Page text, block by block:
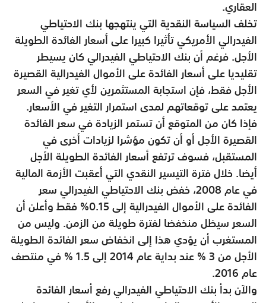
العقاري.
تخلف السياسة النقدية التي ينتهجها بنك الاحتياطي
الفيدرالي الأمريكي تأثيرا كبيرا على أسعار الفائدة الطويلة
الأجل. فرغم أن بنك الاحتياطي الفيدرالي كان يسيطر
تقليديا على أسعار الفائدة على الأموال الفيدرالية القصيرة
الأجل فقط، فإن استجابة المستثمرين لأي تغير في السعر
يعتمد على توقعاتهم لمدى استمرار التغير في الأسعار.
فإذا كان من المتوقع أن تستمر الزيادة في سعر الفائدة
القصيرة الأجل أو أن تكون مؤشرا لزيادات أخرى في
المستقبل، فسوف ترتفع أسعار الفائدة الطويلة الأجل
أيضا. خلال فترة التيسير النقدي التي أعقبت الأزمة المالية
في عام 2008، خفض بنك الاحتياطي الفيدرالي سعر
الفائدة على الأموال الفيدرالية إلى 0.15% فقط وأعلن أن
السعر سيظل منخفضا لفترة طويلة من الزمن. وليس من
المستغرب أن يؤدي هذا إلى انخفاض سعر الفائدة الطويلة
الأجل من 3 % عند بداية عام 2014 إلى 1.5 % في منتصف
عام 2016.
والآن بدأ بنك الاحتياطي الفيدرالي رفع أسعار الفائدة